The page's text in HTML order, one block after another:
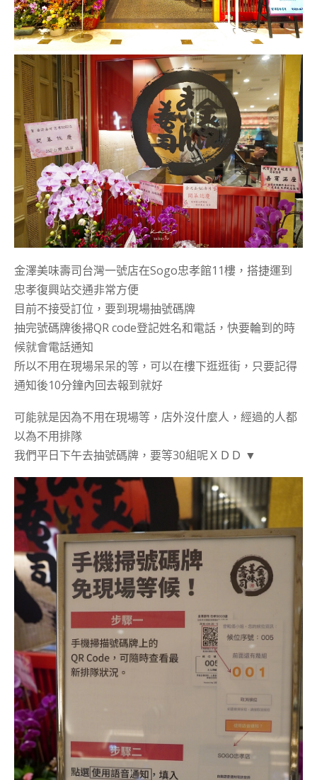
金澤美味壽司台灣一號店在Sogo忠孝館11樓，搭捷運到
忠孝復興站交通非常方便
目前不接受訂位，要到現場抽號碼牌
抽完號碼牌後掃QR code登記姓名和電話，快要輪到的時
候就會電話通知
所以不用在現場呆呆的等，可以在樓下逛逛街，只要記得
通知後10分鐘內回去報到就好
可能就是因為不用在現場等，店外沒什麼人，經過的人都
以為不用排隊
我們平日下午去抽號碼牌，要等30組呢ＸＤＤ ▼